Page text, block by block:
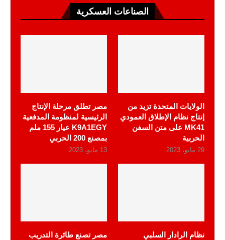
الصناعات العسكرية
الولايات المتحدة تزيد من
إنتاج نظام الإطلاق العمودي
MK41 على متن السفن
الحربية
29 مايو، 2023
مصر تطلق مرحلة الإنتاج
الرئيسية لمنظومة المدفعية
K9A1EGY عيار 155 ملم
بمصنع 200 الحربي
13 مايو، 2023
نظام الرادار السلبي
مصر تصنع طائرة التدريب